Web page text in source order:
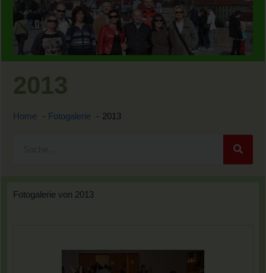
2013
Home Fotogalerie 2013
Fotogalerie von 2013